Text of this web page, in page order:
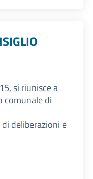
si riunisce a
comunale di
deliberazioni e